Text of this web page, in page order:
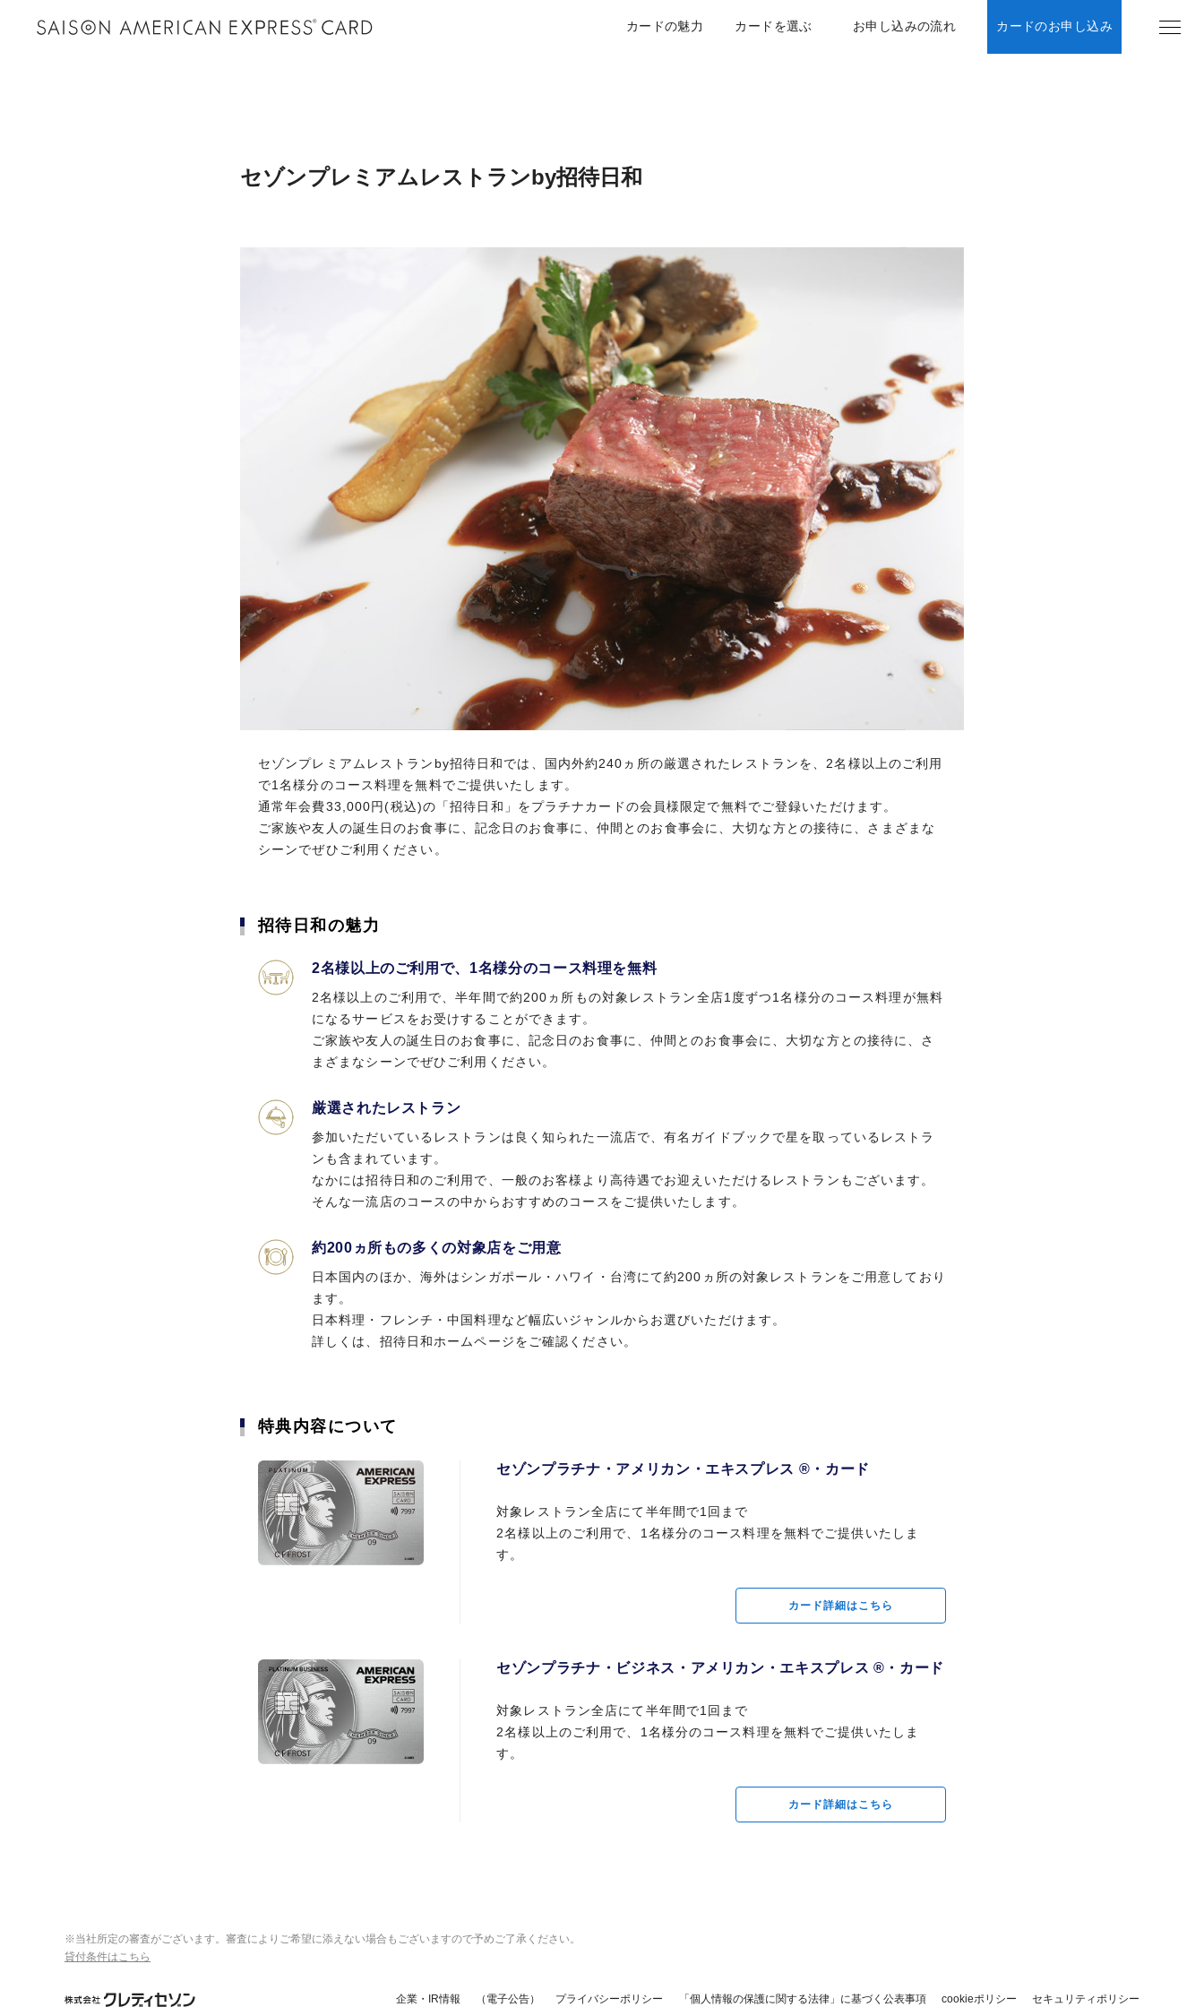
カードの魅力 カードを選ぶ お申し込みの流れ カードのお申し込み
セゾンプレミアムレストランby招待日和
セゾンプレミアムレストランby招待日和では、国内外約240ヵ所の厳選されたレストランを、2名様以上のご利用
で1名様分のコース料理を無料でご提供いたします。
通常年会費33,000円(税込)の「招待日和」をプラチナカードの会員様限定で無料でご登録いただけます。
ご家族や友人の誕生日のお食事に、記念日のお食事に、仲間とのお食事会に、大切な方との接待に、さまざまな
シーンでぜひご利用ください。
招待日和の魅力
2名様以上のご利用で、1名様分のコース料理を無料
2名様以上のご利用で、半年間で約200ヵ所もの対象レストラン全店1度ずつ1名様分のコース料理が無料
になるサービスをお受けすることができます。
ご家族や友人の誕生日のお食事に、記念日のお食事に、仲間とのお食事会に、大切な方との接待に、さ
まざまなシーンでぜひご利用ください。
厳選されたレストラン
参加いただいているレストランは良く知られた一流店で、有名ガイドブックで星を取っているレストラ
ンも含まれています。
なかには招待日和のご利用で、一般のお客様より高待遇でお迎えいただけるレストランもございます。
そんな一流店のコースの中からおすすめのコースをご提供いたします。
約200ヵ所もの多くの対象店をご用意
日本国内のほか、海外はシンガポール・ハワイ・台湾にて約200ヵ所の対象レストランをご用意しており
ます。
日本料理・フレンチ・中国料理など幅広いジャンルからお選びいただけます。
詳しくは、招待日和ホームページをご確認ください。
特典内容について
セゾンプラチナ・アメリカン・エキスプレス ®・カード
対象レストラン全店にて半年間で1回まで
2名様以上のご利用で、1名様分のコース料理を無料でご提供いたしま
す。
カード詳細はこちら
セゾンプラチナ・ビジネス・アメリカン・エキスプレス ®・カード
対象レストラン全店にて半年間で1回まで
2名様以上のご利用で、1名様分のコース料理を無料でご提供いたしま
す。
カード詳細はこちら
※当社所定の審査がございます。審査によりご希望に添えない場合もございますので予めご了承ください。
貸付条件はこちら
企業・IR情報 （電子公告） プライバシーポリシー 「個人情報の保護に関する法律」に基づく公表事項 cookieポリシー セキュリティポリシー